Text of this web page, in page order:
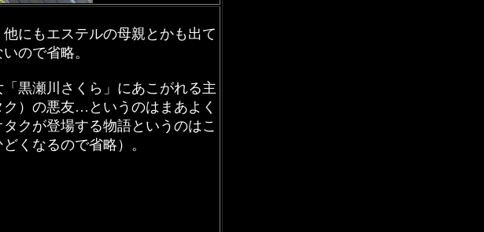
にもエステルの母親とかも出て
ので省略。
黒瀬川さくら」にあこがれる主
）の悪友…というのはまあよく
クが登場する物語というのはこ
くなるので省略）。